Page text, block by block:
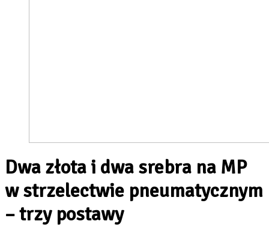
Dwa złota i dwa srebra na MP
w strzelectwie pneumatycznym
– trzy postawy